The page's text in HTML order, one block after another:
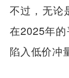
不过，无论
在2025年
陷入低价冲